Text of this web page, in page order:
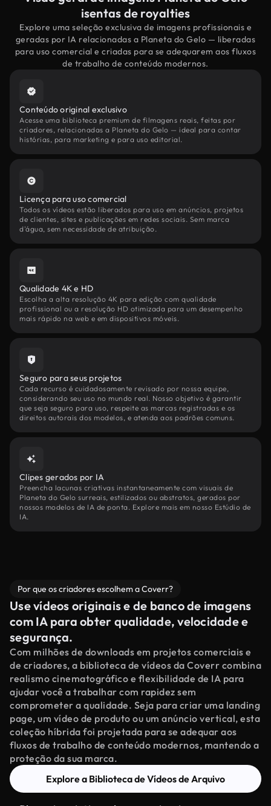
isentas de royalties
Explore uma seleção exclusiva de imagens profissionais e
geradas por IA relacionadas a Planeta do Gelo — liberadas
para uso comercial e criadas para se adequarem aos fluxos
de trabalho de conteúdo modernos.
Conteúdo original exclusivo
Acesse uma biblioteca premium de filmagens reais, feitas por
criadores, relacionadas a Planeta do Gelo — ideal para contar
histórias, para marketing e para uso editorial.
Licença para uso comercial
Todos os vídeos estão liberados para uso em anúncios, projetos
de clientes, sites e publicações em redes sociais. Sem marca
d'água, sem necessidade de atribuição.
Qualidade 4K e HD
Escolha a alta resolução 4K para edição com qualidade
profissional ou a resolução HD otimizada para um desempenho
mais rápido na web e em dispositivos móveis.
Seguro para seus projetos
Cada recurso é cuidadosamente revisado por nossa equipe,
considerando seu uso no mundo real. Nosso objetivo é garantir
que seja seguro para uso, respeite as marcas registradas e os
direitos autorais dos modelos, e atenda aos padrões comuns.
Clipes gerados por IA
Preencha lacunas criativas instantaneamente com visuais de
Planeta do Gelo surreais, estilizados ou abstratos, gerados por
nossos modelos de IA de ponta. Explore mais em nosso Estúdio de
IA.
Por que os criadores escolhem a Coverr?
Use vídeos originais e de banco de imagens
com IA para obter qualidade, velocidade e
segurança.
Com milhões de downloads em projetos comerciais e
de criadores, a biblioteca de vídeos da Coverr combina
realismo cinematográfico e flexibilidade de IA para
ajudar você a trabalhar com rapidez sem
comprometer a qualidade. Seja para criar uma landing
page, um vídeo de produto ou um anúncio vertical, esta
coleção híbrida foi projetada para se adequar aos
fluxos de trabalho de conteúdo modernos, mantendo a
proteção da sua marca.
Explore a Biblioteca de Vídeos de Arquivo